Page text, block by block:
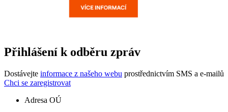
Přihlášení k odběru zpráv
Dostávejte informace z našeho webu prostřednictvím SMS a e-mailů
Chci se zaregistrovat
Adresa OÚ